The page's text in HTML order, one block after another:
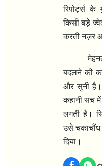
रिपोर्ट्स
किसी बड़े
करती नज़र
बदलने की
और सुनी है।
कहानी सच
लगती है।
उसे चकाचौंध
दिया।